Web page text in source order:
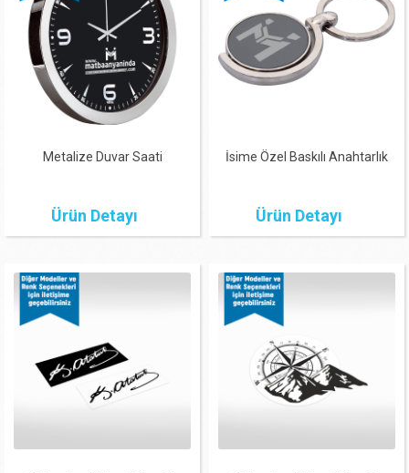
Metalize Duvar Saati
Ürün Detayı
İsime Özel Baskılı Anahtarlık
Ürün Detayı